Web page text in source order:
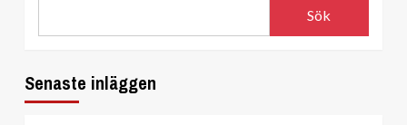
Sök
Senaste inläggen